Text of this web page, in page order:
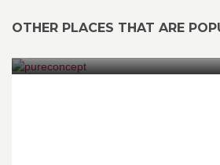
OTHER PLACES THAT ARE